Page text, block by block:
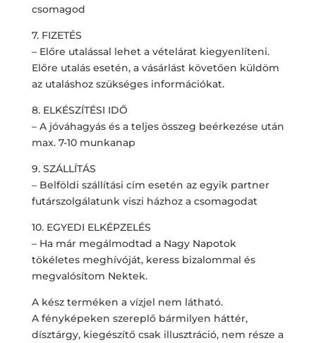
csomagod
7. FIZETÉS
– Előre utalással lehet a vételárat kiegyenlíteni.
Előre utalás esetén, a vásárlást követően küldöm
az utaláshoz szükséges információkat.
8. ELKÉSZÍTÉSI IDŐ
– A jóváhagyás és a teljes összeg beérkezése után
max. 7-10 munkanap
9. SZÁLLÍTÁS
– Belföldi szállítási cím esetén az egyik partner
futárszolgálatunk viszi házhoz a csomagodat
10. EGYEDI ELKÉPZELÉS
– Ha már megálmodtad a Nagy Napotok
tökéletes meghívóját, keress bizalommal és
megvalósítom Nektek.
A kész terméken a vízjel nem látható.
A fényképeken szereplő bármilyen háttér,
dísztárgy, kiegészítő csak illusztráció, nem része a